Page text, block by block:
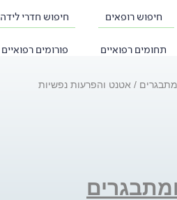
חיפוש רופאים חיפוש חדרי לידה
תחומים רפואיים פורומים רפואיים
אטנט והפרעות נפשיות